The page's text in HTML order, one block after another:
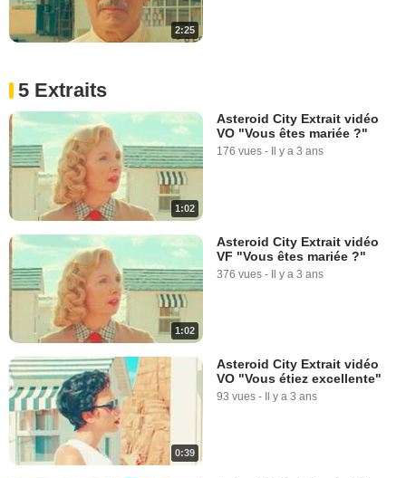
2:25
5 Extraits
1:02
Asteroid City Extrait vidéo
VO "Vous êtes mariée ?"
176 vues - Il y a 3 ans
1:02
Asteroid City Extrait vidéo
VF "Vous êtes mariée ?"
376 vues - Il y a 3 ans
0:39
Asteroid City Extrait vidéo
VO "Vous étiez excellente"
93 vues - Il y a 3 ans